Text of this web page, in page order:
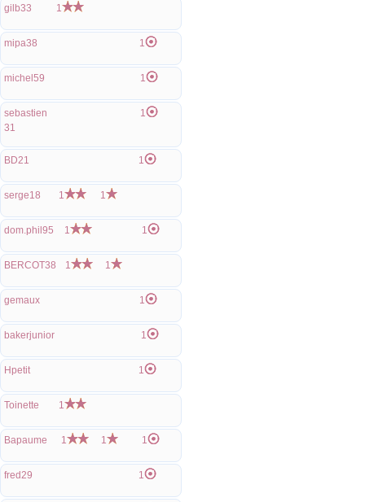
gilb33 1
mipa38 1
michel59 1
sebastien
31
1
BD21 1
serge18 1 1
dom.phil95 1 1
BERCOT38 1 1
gemaux 1
bakerjunior 1
Hpetit 1
Toinette 1
Bapaume 1 1 1
fred29 1